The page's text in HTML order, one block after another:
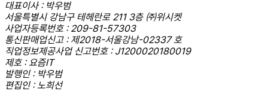
대표이사 : 박우범
서울특별시 강남구 테헤란로 211 3층 ㈜위시켓
사업자등록번호 : 209-81-57303
통신판매업신고 : 제2018-서울강남-02337 호
직업정보제공사업 신고번호 : J1200020180019
제호 : 요즘IT
발행인 : 박우범
편집인 : 노희선